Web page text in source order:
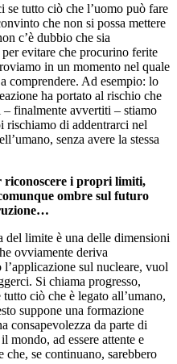
tutto ciò che l’uomo può fare
che non si possa mettere
c’è dubbio che sia
evitare che procurino ferite
in un momento nel quale
comprendere. Ad esempio: lo
ha portato al rischio che
– finalmente avvertiti – stiamo
rischiamo di addentrarci nel
senza avere la stessa
riconoscere i propri limiti,
ombre sul futuro
del limite è una delle dimensioni
ovviamente deriva
sul nucleare, vuol
Si chiama progresso,
ciò che è legato all’umano,
suppone una formazione
consapevolezza da parte di
mondo, ad essere attente e
se continuano, sarebbero